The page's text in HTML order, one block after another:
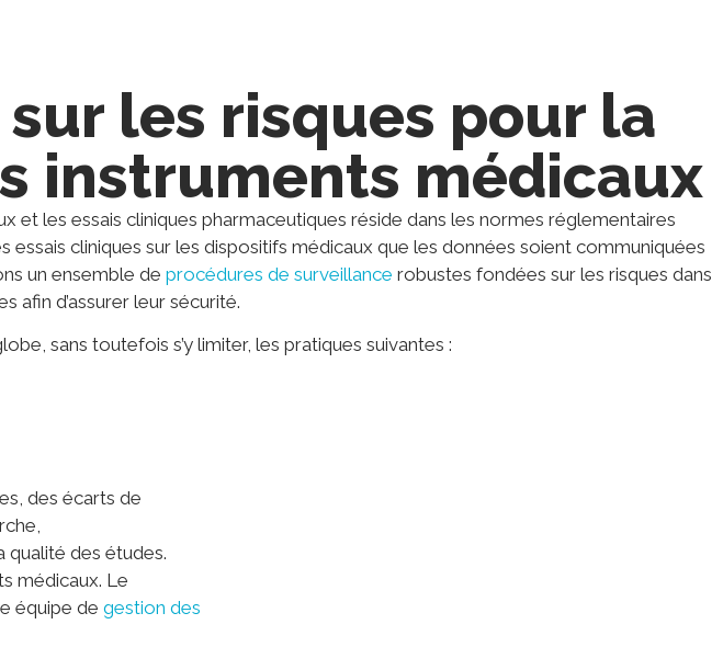
les risques pour la
instruments médicaux
et les essais cliniques pharmaceutiques réside dans les normes réglementaires
cliniques sur les dispositifs médicaux que les données soient communiquées
un ensemble de procédures de surveillance robustes fondées sur les risques dans
afin d’assurer leur sécurité.
sans toutefois s’y limiter, les pratiques suivantes :
des écarts de
qualité des études.
médicaux. Le
équipe de gestion des